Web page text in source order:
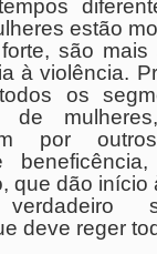
estão
são
à violência.
os
de
por
que dão início
deve reger